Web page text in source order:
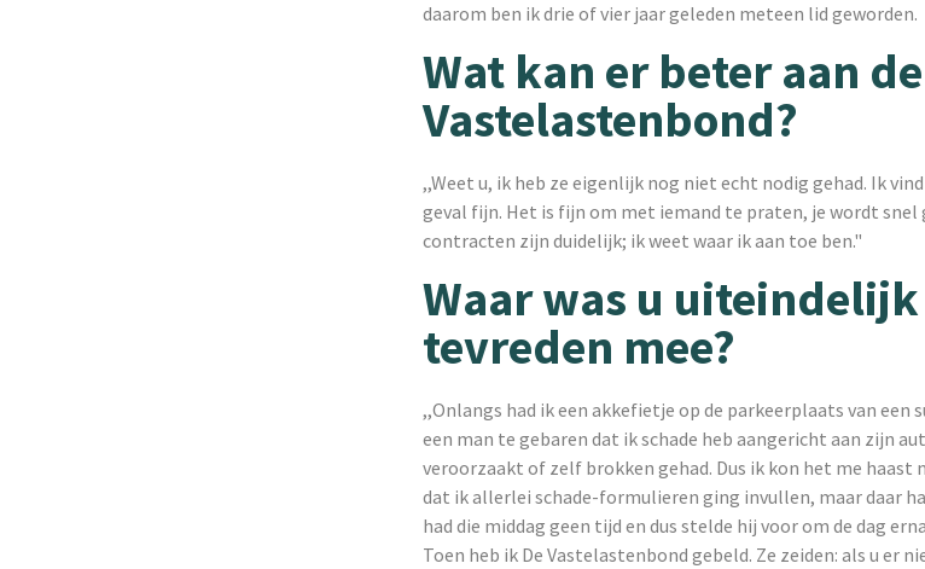
daarom ben ik drie of vier jaar geleden meteen lid geworden.
Wat kan er beter aan de
Vastelastenbond?
,,Weet u, ik heb ze eigenlijk nog niet echt nodig gehad. Ik
geval fijn. Het is fijn om met iemand te praten, je wordt snel
contracten zijn duidelijk; ik weet waar ik aan toe ben."
Waar was u
tevreden mee?
,,Onlangs had ik een akkefietje op de parkeerplaats van een
een man te gebaren dat ik schade heb aangericht aan zijn
veroorzaakt of zelf brokken gehad. Dus ik kon het me haast
dat ik allerlei schade-formulieren ging invullen, maar daar
had die middag geen tijd en dus stelde hij voor om de dag
Toen heb ik De Vastelastenbond gebeld. Ze zeiden: als u er